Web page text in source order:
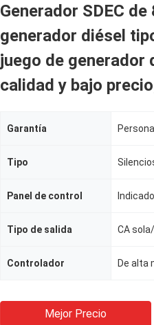
Generador SDEC
generador diésel
juego de generador
calidad y bajo
Garantía
Tipo
Panel de control
Tipo de salida CA
Controlador De alta
Mejor Precio